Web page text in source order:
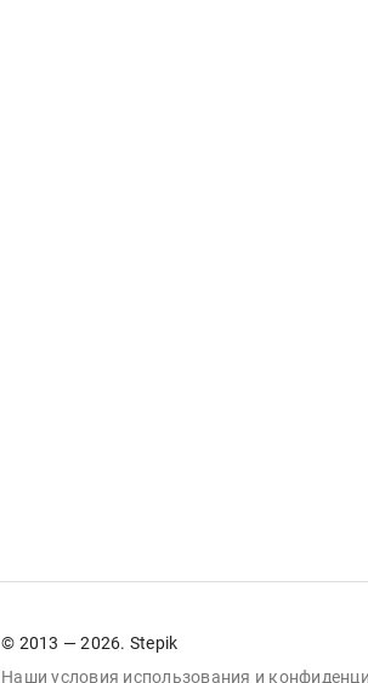
© 2013 — 2026. Stepik
Наши условия использования и